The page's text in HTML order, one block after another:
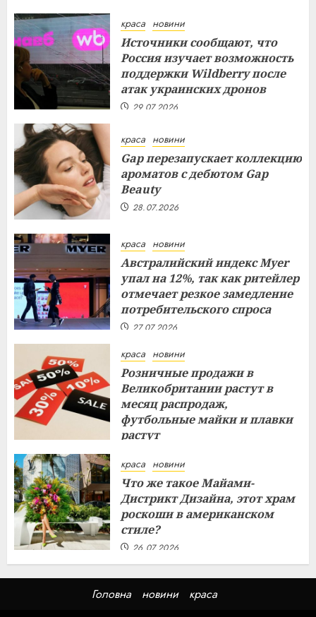
краса новини
Источники сообщают, что
Россия изучает возможность
поддержки Wildberry после
атак украинских дронов
29.07.2026
краса новини
Gap перезапускает коллекцию
ароматов с дебютом Gap
Beauty
28.07.2026
краса новини
Австралийский индекс Myer
упал на 12%, так как ритейлер
отмечает резкое замедление
потребительского спроса
27.07.2026
краса новини
Розничные продажи в
Великобритании растут в
месяц распродаж,
футбольные майки и плавки
растут
краса новини
Что же такое Майами-
Дистрикт Дизайна, этот храм
роскоши в американском
стиле?
26.07.2026
Головна новини краса